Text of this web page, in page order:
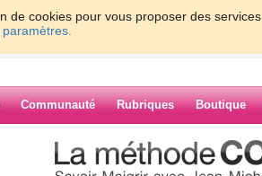
de cookies pour vous proposer des services
Communauté Rubriques Boutique
le deuxième groupe le pain, les